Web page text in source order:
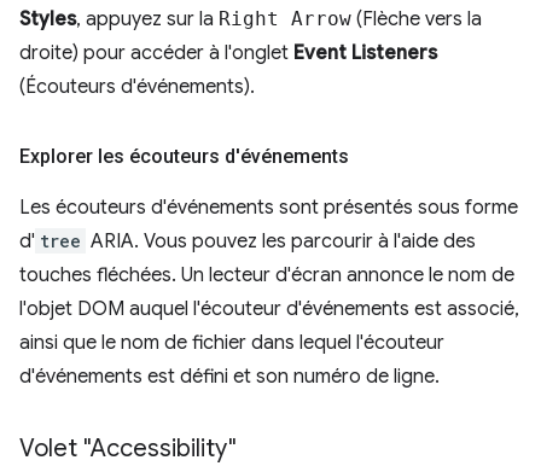
Styles, appuyez sur la Right Arrow (Flèche vers la
droite) pour accéder à l'onglet Event Listeners
(Écouteurs d'événements).
Explorer les écouteurs d'événements
Les écouteurs d'événements sont présentés sous forme
d' tree ARIA. Vous pouvez les parcourir à l'aide des
touches fléchées. Un lecteur d'écran annonce le nom de
l'objet DOM auquel l'écouteur d'événements est associé,
ainsi que le nom de fichier dans lequel l'écouteur
d'événements est défini et son numéro de ligne.
Volet "Accessibility"